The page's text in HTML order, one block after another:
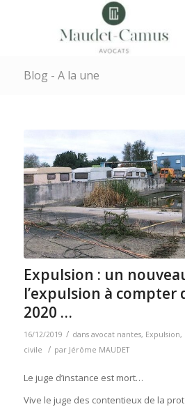
Blog - A la une
Expulsion : un
l’expulsion à compter
2020 …
16/12/2019 / dans avocat nantes, Expulsion,
civile
/ par Jérôme MAUDET
Le juge d’instance est mort…
Vive le juge des contentieux de la